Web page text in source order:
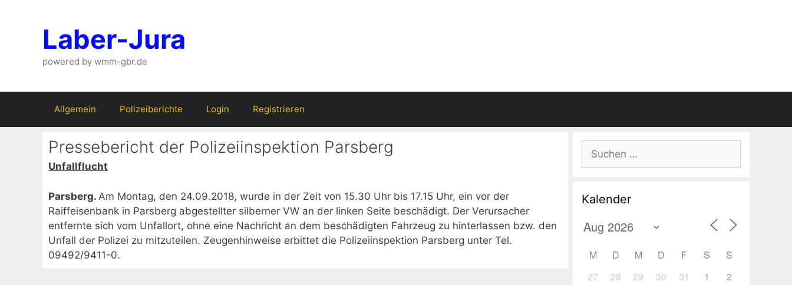
Laber-Jura
powered by wmm-gbr.de
Allgemein Polizeiberichte Login Registrieren
Pressebericht der Polizeiinspektion Parsberg
Unfallflucht
Parsberg. Am Montag, den 24.09.2018, wurde in der Zeit von 15.30 Uhr bis 17.15 Uhr, ein vor der
Raiffeisenbank in Parsberg abgestellter silberner VW an der linken Seite beschädigt. Der Verursacher
entfernte sich vom Unfallort, ohne eine Nachricht an dem beschädigten Fahrzeug zu hinterlassen bzw. den
Unfall der Polizei zu mitzuteilen. Zeugenhinweise erbittet die Polizeiinspektion Parsberg unter Tel.
09492/9411-0.
Suchen
nach:
Kalender
M D M D F S
S
27
28 29 30 31 1
2